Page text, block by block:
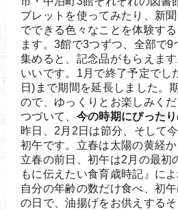
ブレットを使ってみたり、新
でできる色々なことを体験す
ます。3館で3つずつ、全部で
集めると、記念品がもらえま
いいです。1月で終了予定でし
日)まで期間を延長しました。
ので、ゆっくりとお楽しみくだ
つづいて、 今の時期にぴった
昨日、2月2日は節分、そして
初午です。立春は太陽の黄経
立春の前日、初午は2月の最初
もに伝えたい食育歳時記』に
自分の年齢の数だけ食べ、初
の日で、油揚げをお供えする